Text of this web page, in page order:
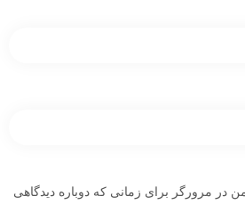
در مرورگر برای زمانی که دوباره دیدگاهی